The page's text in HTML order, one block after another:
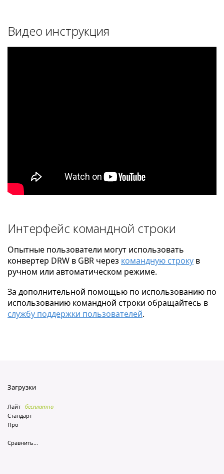
Видео инструкция
Интерфейс командной строки
Опытные пользователи могут использовать
конвертер DRW в GBR через командную строку в
ручном или автоматическом режиме.
За дополнительной помощью по использованию по
использованию командной строки обращайтесь в
службу поддержки пользователей.
Загрузки
Лайт бесплатно
Стандарт
Про
Сравнить...